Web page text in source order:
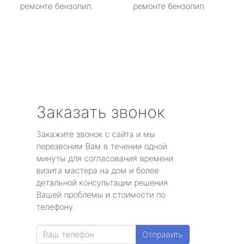
ремонте бензопил.
ремонте бензопил.
Заказать звонок
Закажите звонок с сайта и мы
перезвоним Вам в течении одной
минуты для согласования времени
визита мастера на дом и более
детальной консультации решения
Вашей проблемы и стоимости по
телефону.
Отправить